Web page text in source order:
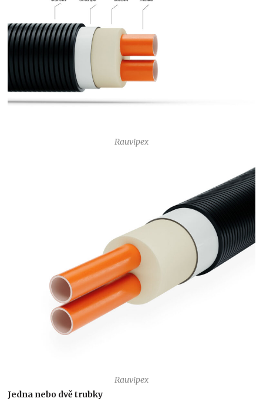
Rauvipex
Rauvipex
Jedna nebo dvě trubky